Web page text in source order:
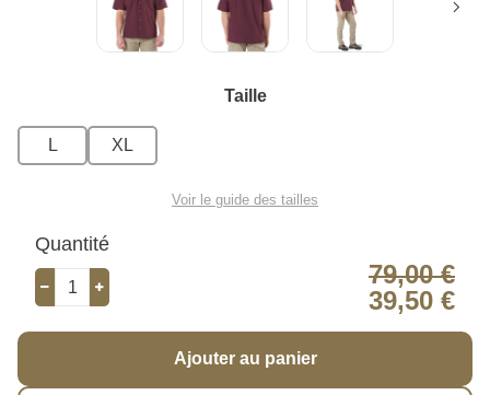
Taille
L XL
Voir le guide des tailles
Quantité
79,00 €
39,50 €
Ajouter au panier